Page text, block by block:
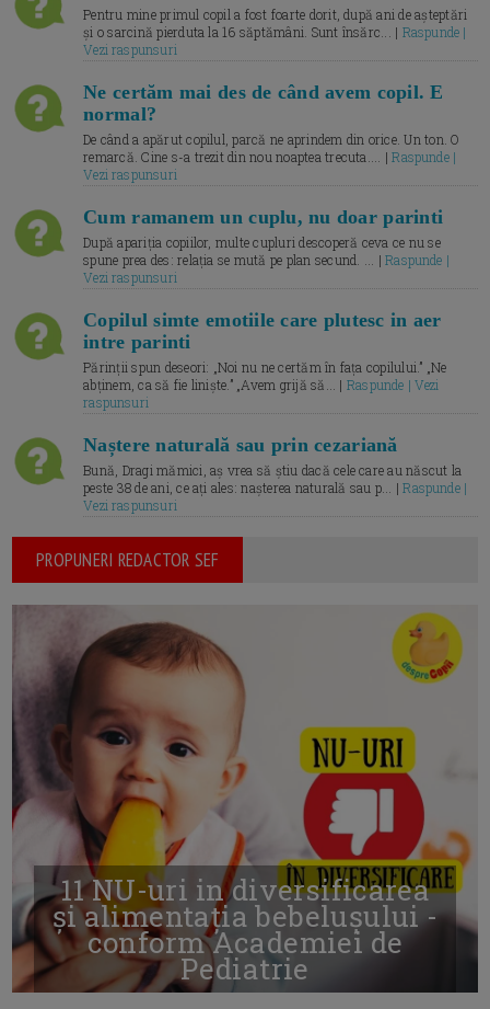
Pentru mine primul copil a fost foarte dorit, după ani de așteptări
și o sarcină pierduta la 16 săptămâni. Sunt însărc... | Raspunde |
Vezi raspunsuri
Ne certăm mai des de când avem copil. E
normal?
De când a apărut copilul, parcă ne aprindem din orice. Un ton. O
remarcă. Cine s-a trezit din nou noaptea trecuta.... |Raspunde |
Vezi raspunsuri
Cum ramanem un cuplu, nu doar parinti
După apariția copiilor, multe cupluri descoperă ceva ce nu se
spune prea des: relația se mută pe plan secund. ... |Raspunde |
Vezi raspunsuri
Copilul simte emotiile care plutesc in aer
intre parinti
Părinții spun deseori: „Noi nu ne certăm în fața copilului.” „Ne
abținem, ca să fie liniște.” „Avem grijă să... | Raspunde | Vezi
raspunsuri
Naștere naturală sau prin cezariană
Bună, Dragi mămici, aș vrea să știu dacă cele care au născut la
peste 38 de ani, ce ați ales: nașterea naturală sau p... |Raspunde |
Vezi raspunsuri
PROPUNERI REDACTOR SEF
11 NU-uri in diversificarea
și alimentația bebelușului -
conform Academiei de
Pediatrie